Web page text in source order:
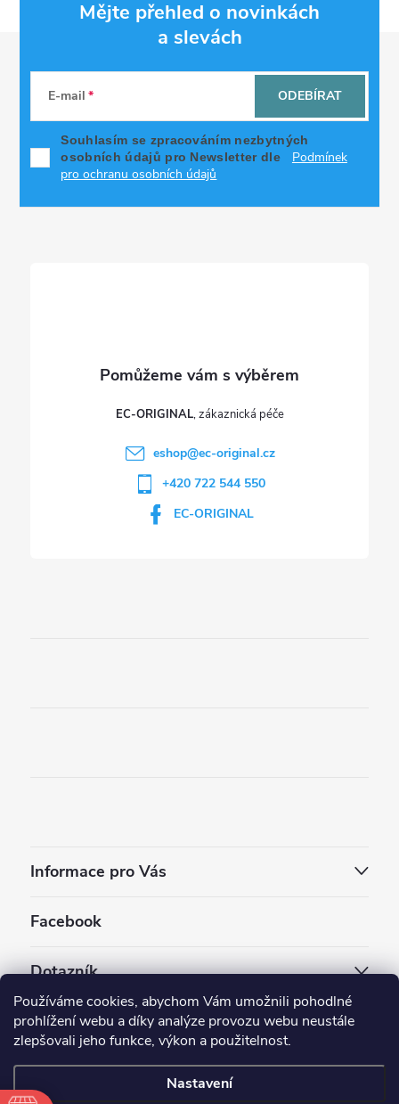
Používáme cookies, abychom Vám umožnili pohodlné
prohlížení webu a díky analýze provozu webu neustále
zlepšovali jeho funkce, výkon a použitelnost.
Nastavení
Mějte přehled o novinkách
a slevách
E-mail
Souhlasím se zpracováním nezbytných
osobních údajů pro Newsletter dle
Podmínek
pro ochranu osobních údajů
ODEBÍRAT
EC-ORIGINAL
eshop@ec-original.cz
+420 722 544 550
EC-ORIGINAL
Informace pro Vás
Facebook
Dotazník
Jaký styl vapování vám vyhovuje ?